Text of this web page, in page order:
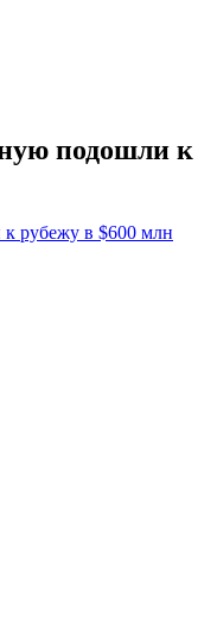
подошли к
рубежу в $600 млн